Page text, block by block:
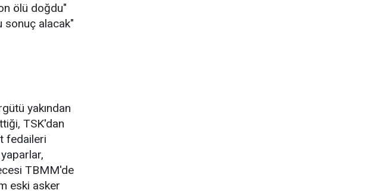
ölü doğdu"
sonuç alacak"
yakından
TSK'dan
fedaileri
TBMM'de
eski asker